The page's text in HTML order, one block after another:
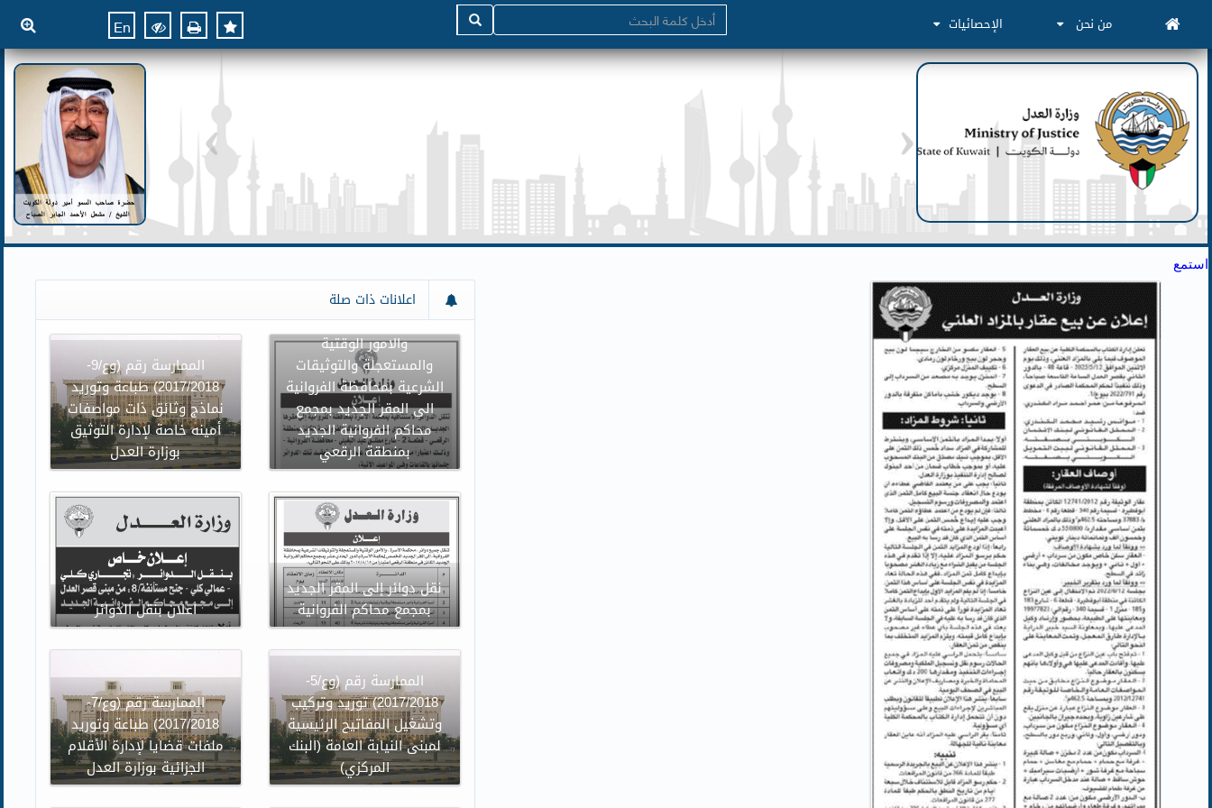
من نحن الإحصائيات En
استمع
اعلانات ذات صلة
الممارسة رقم (وع/9-
2017/2018) طباعة وتوريد
نماذج وثائق ذات مواصفات
أمينه خاصة لإدارة التوثيق
بوزارة العدل
إعلان من وزارة العدل بنقل
جميع دوائر محكمة الاسرة
والامور الوقتية
والمستعجلة والتوثيقات
الشرعية بمحافظة الفروانية
الى المقر الجديد بمجمع
محاكم الفروانية الجديد
بمنطقة الرقعي
اعلان بنقل الدوائر
نقل دوائر إلى المقر الجديد
بمجمع محاكم الفروانية
الممارسة رقم (وع/7-
2017/2018) طباعة وتوريد
ملفات قضايا لإدارة الأقلام
الجزائية بوزارة العدل
الممارسة رقم (وع/5-
2017/2018) توريد وتركيب
وتشغيل المفاتيح الرئيسية
لمبنى النيابة العامة (البنك
المركزي)